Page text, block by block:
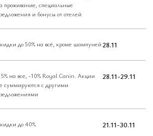
проживание, специальные
и бонусы от отелей
до 50% на всё, кроме шампуней 28.11
на все, -10% Royal Canin. Акции
суммируются с другими
28.11-29.11
до 40% 21.11-30.11